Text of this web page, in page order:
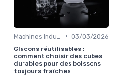
• 03/03/2026
Glacons réutilisables :
comment choisir des cubes
durables pour des boissons
toujours fraîches